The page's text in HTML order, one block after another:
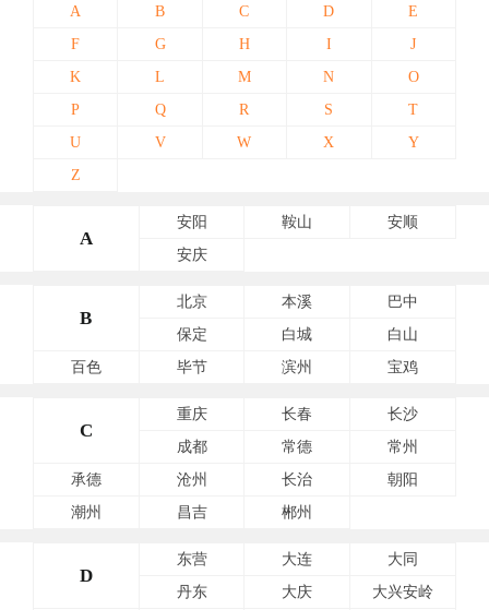
A B C D
E
F
G H I
J
K
L M N
O
P
Q R S
T
U
V W X
Y
Z
A
安阳 鞍山
安顺
安庆
B
北京 本溪
巴中
保定
白城
白山
百色
毕节 滨州 宝鸡
C
重庆 长春
长沙
成都
常德
常州
承德
沧州 长治
朝阳
潮州
昌吉 郴州
D
东营 大连
大同
丹东
大庆
大兴安岭